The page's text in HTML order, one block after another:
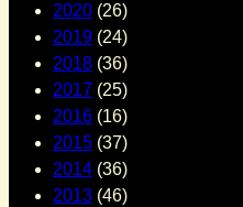
2020 (26)
2019 (24)
2018 (36)
2017 (25)
2016 (16)
2015 (37)
2014 (36)
2013 (46)